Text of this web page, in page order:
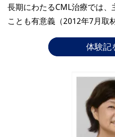
長期にわたるCML治療では、
ことも有意義（2012年7月取材
体験記